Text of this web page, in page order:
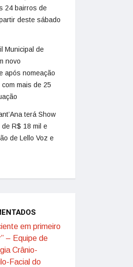
24 bairros de
deste sábado
Municipal de
novo
após nomeação
mais de 25
terá Show
R$ 18 mil e
de Lello Voz e
em primeiro
– Equipe de
Crânio-
Facial do